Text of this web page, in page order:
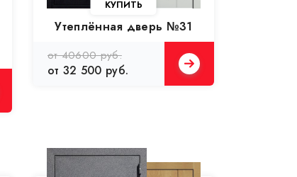
Утеплённая дверь №31
от 40600 руб.
от 32 500 руб.